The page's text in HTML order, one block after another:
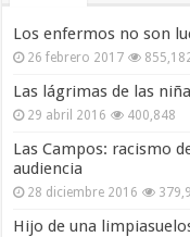
Los enfermos no son
26 febrero 2017
Las lágrimas de las
29 abril 2016 400,848
Las Campos: racismo
audiencia
28 diciembre 2016
Hijo de una